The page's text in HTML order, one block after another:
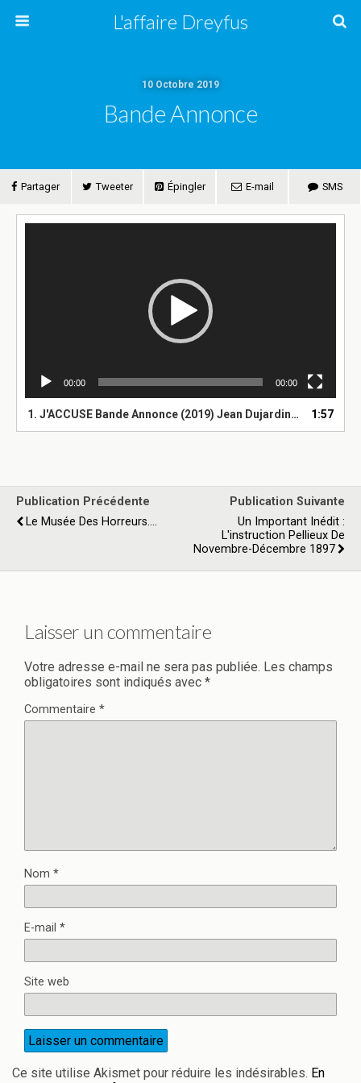
L'affaire Dreyfus
10 Octobre 2019
Bande Annonce
Partager Tweeter Épingler E-mail SMS
00:00 00:00
1. J'ACCUSE Bande Annonce (2019) Jean Dujardin, Roman Polanski 1:57
Publication Précédente
Le Musée Des Horreurs....
Publication Suivante
Un Important Inédit :
L'instruction Pellieux De
Novembre-Décembre 1897
Laisser un commentaire
Votre adresse e-mail ne sera pas publiée. Les champs
obligatoires sont indiqués avec *
Commentaire *
Nom *
E-mail *
Site web
Ce site utilise Akismet pour réduire les indésirables. En